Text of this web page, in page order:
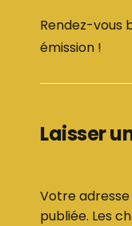
Rendez-vous
émission !
Laisser
Votre
publiée. Les